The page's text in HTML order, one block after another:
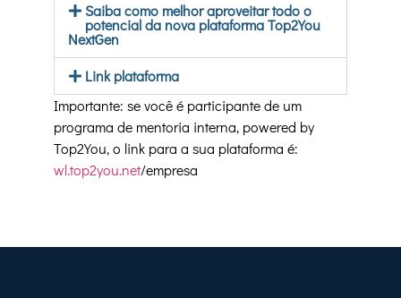
Saiba como melhor aproveitar todo o
potencial da nova plataforma Top2You
NextGen
Link plataforma
Importante: se você é participantede um
programa de mentoria interna, powered by
Top2You, o link para a sua plataforma é:
wl.top2you.net/empresa